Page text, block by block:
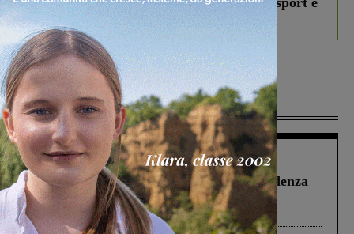
debutta il podcast Estrair
Più lette
Figline Incisa Valdarno 1 Agosto 2026
Piscina di Figline finanziata oltre la scadenza
Pnrr, il gruppo di Fratelli d’Italia: “Un
ringraziamento al Governo”